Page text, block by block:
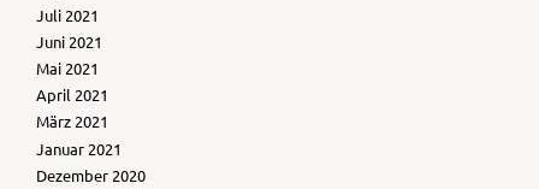
Juli 2021
Juni 2021
Mai 2021
April 2021
März 2021
Januar 2021
Dezember 2020